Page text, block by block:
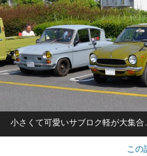
小さくて可愛いサブロク軽が大集
この